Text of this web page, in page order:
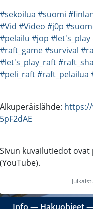
#sekoilua #suomi
#Vid #Video #j0p
#pelailu #jop #let's_play
#raft_game#survival
#let's_play_raft
#peli_raft#raft_pelailua
Alkuperäislähde: https://
5pF2dAE
Sivun kuvailutiedot
(YouTube).